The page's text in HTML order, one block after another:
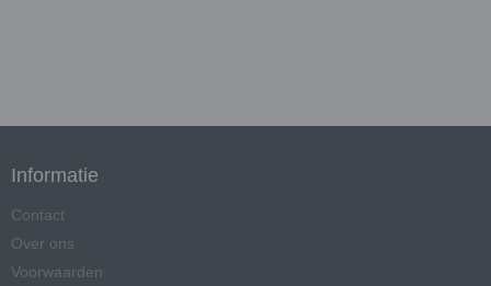
Informatie
Contact
Over ons
Voorwaarden